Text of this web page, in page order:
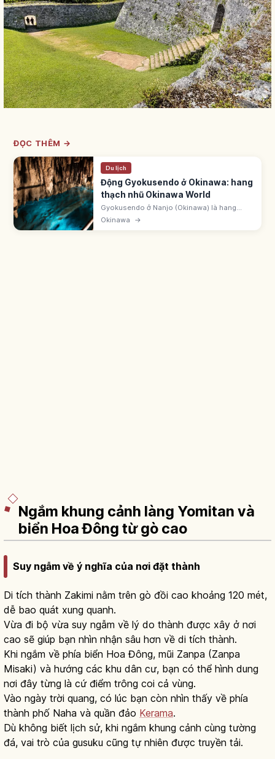
ĐỌC THÊM →
Du lịch
Động Gyokusendo ở Okinawa: hang
thạch nhũ Okinawa World
Gyokusendo ở Nanjo (Okinawa) là hang
thạch nhũ dài 5.000m trong Okinawa World,
Okinawa →
Ngắm khung cảnh làng Yomitan và
biển Hoa Đông từ gò cao
Suy ngẫm về ý nghĩa của nơi đặt thành
Di tích thành Zakimi nằm trên gò đồi cao khoảng 120 mét,
dễ bao quát xung quanh.
Vừa đi bộ vừa suy ngẫm về lý do thành được xây ở nơi
cao sẽ giúp bạn nhìn nhận sâu hơn về di tích thành.
Khi ngắm về phía biển Hoa Đông, mũi Zanpa (Zanpa
Misaki) và hướng các khu dân cư, bạn có thể hình dung
nơi đây từng là cứ điểm trông coi cả vùng.
Vào ngày trời quang, có lúc bạn còn nhìn thấy về phía
thành phố Naha và quần đảo Kerama.
Dù không biết lịch sử, khi ngắm khung cảnh cùng tường
đá, vai trò của gusuku cũng tự nhiên được truyền tải.